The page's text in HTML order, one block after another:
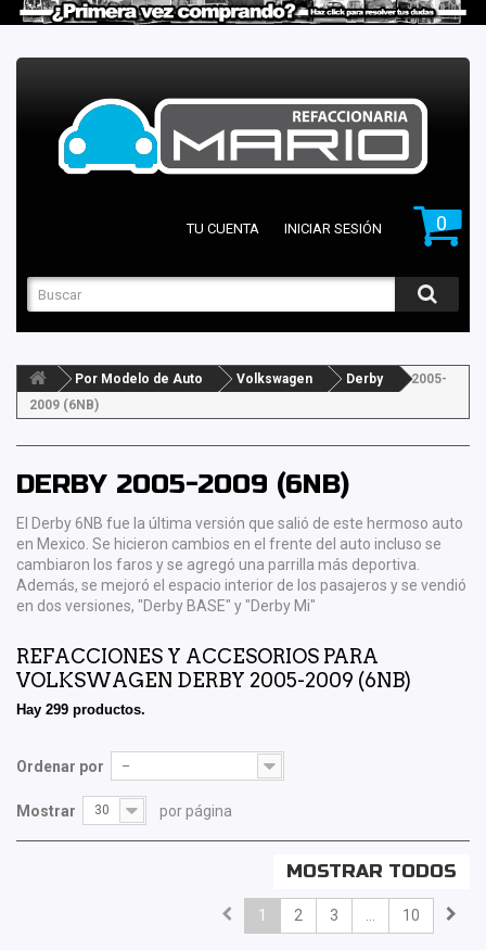
0
TU CUENTA INICIAR SESIÓN
Por Modelo de Auto Volkswagen Derby
2005-
2009 (6NB)
DERBY 2005-2009 (6NB)
El Derby 6NB fue la última versión que salió de este hermoso auto
en Mexico. Se hicieron cambios en el frente del auto incluso se
cambiaron los faros y se agregó una parrilla más deportiva.
Además, se mejoró el espacio interior de los pasajeros y se vendió
en dos versiones, "Derby BASE" y "Derby Mi"
REFACCIONES Y ACCESORIOS PARA
VOLKSWAGEN DERBY 2005-2009 (6NB)
Hay 299 productos.
Ordenar por --
Mostrar 30 por página
MOSTRAR TODOS
1 2 3 ... 10